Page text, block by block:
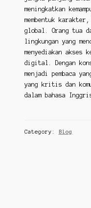
meningkatkan
membentuk
global. Orang tua
lingkungan yang
menyediakan akses
digital. Dengan
menjadi pembaca
yang kritis dan
dalam bahasa
Category: Blog